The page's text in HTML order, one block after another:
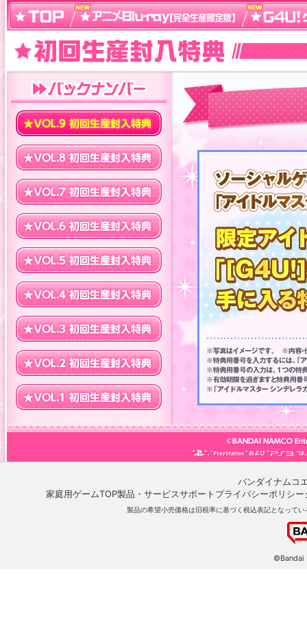
バンダイナムコ
家庭用ゲームTOP製品・サービスサポート プライバシーポリシー
製品の希望小売価格は旧税率に基づく税込表記となって
©Bandai